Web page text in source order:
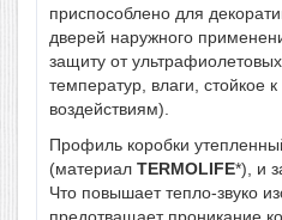
приспособлено для
дверей наружного
защиту от
температур, влаги, стойкое
воздействиям).
Профиль коробки
(материал TERMOLIFE*), и
Что повышает тепло-звуко